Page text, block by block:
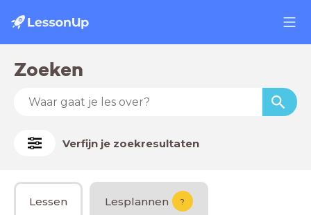
Zoeken
Verfijn je zoekresultaten
Lessen Lesplannen ?